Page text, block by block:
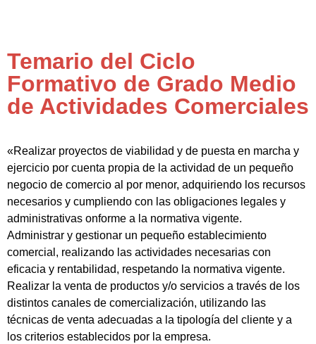
Temario del Ciclo
Formativo de Grado Medio
de Actividades Comerciales
«Realizar proyectos de viabilidad y de puesta en marcha y
ejercicio por cuenta propia de la actividad de un pequeño
negocio de comercio al por menor, adquiriendo los recursos
necesarios y cumpliendo con las obligaciones legales y
administrativas onforme a la normativa vigente.
Administrar y gestionar un pequeño establecimiento
comercial, realizando las actividades necesarias con
eficacia y rentabilidad, respetando la normativa vigente.
Realizar la venta de productos y/o servicios a través de los
distintos canales de comercialización, utilizando las
técnicas de venta adecuadas a la tipología del cliente y a
los criterios establecidos por la empresa.